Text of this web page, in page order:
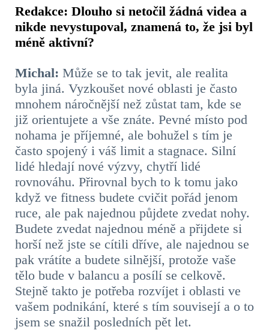
Redakce: Dlouho si netočil žádná videa a
nikde nevystupoval, znamená to, že jsi byl
méně aktivní?
Michal: Může se to tak jevit, ale realita
byla jiná. Vyzkoušet nové oblasti je často
mnohem náročnější než zůstat tam, kde se
již orientujete a vše znáte. Pevné místo pod
nohama je příjemné, ale bohužel s tím je
často spojený i váš limit a stagnace. Silní
lidé hledají nové výzvy, chytří lidé
rovnováhu. Přirovnal bych to k tomu jako
když ve fitness budete cvičit pořád jenom
ruce, ale pak najednou půjdete zvedat nohy.
Budete zvedat najednou méně a přijdete si
horší než jste se cítili dříve, ale najednou se
pak vrátíte a budete silnější, protože vaše
tělo bude v balancu a posílí se celkově.
Stejně takto je potřeba rozvíjet i oblasti ve
vašem podnikání, které s tím souvisejí a o to
jsem se snažil posledních pět let.